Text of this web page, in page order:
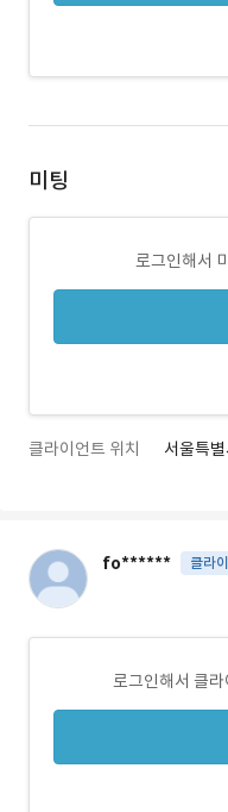
미팅
로그인해서
클라이언트 위치 서울특
fo****** 클라
로그인해서 클